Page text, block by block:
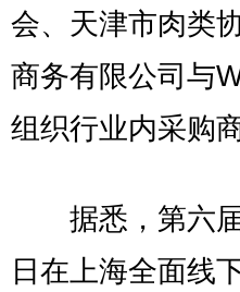
会、天津市肉类
商务有限公司与
组织行业内采购
据悉，第六届
日在上海全面线